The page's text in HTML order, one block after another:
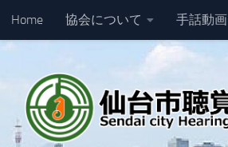
コンテンツへスキップ
Home 協会について 手話動画